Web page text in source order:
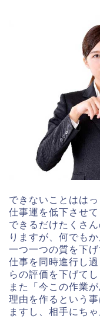
できないことはは
仕事運を低下させて
できるだけたくさ
りますが、何でも
一つ一つの質を下げ
仕事を同時進行し
らの評価を下げて
また「今この作業
理由を作るという
ますし、相手にち